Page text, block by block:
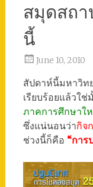
สมุดสถ
นี้
June 10, 2010
สัปดาห์นี้มหาวิท
เรียบร้อยแล้วใช่
ภาคการศึกษาใ
ซึ่งแน่นอนว่ากิจ
ช่วงนี้ก็คือ “กา